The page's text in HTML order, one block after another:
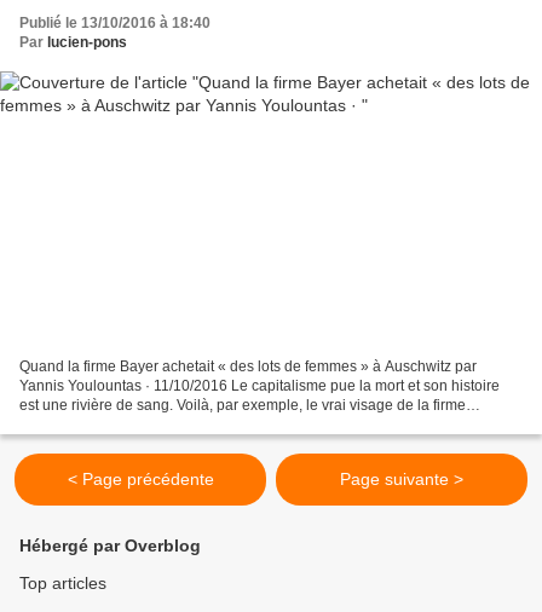
Publié le 13/10/2016 à 18:40
Par lucien-pons
Quand la firme Bayer achetait « des lots de femmes » à Auschwitz par
Yannis Youlountas · 11/10/2016 Le capitalisme pue la mort et son histoire
est une rivière de sang. Voilà, par exemple, le vrai visage de la firme
< Page précédente Page suivante >
Hébergé par Overblog
Top articles